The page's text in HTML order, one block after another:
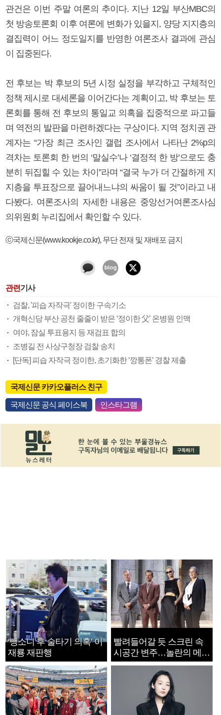
관건은 이번 주말 여론의 추이다. 지난 12일 부산MBC의
첫 방송토론회 이후 여론에 변화가 있을지, 양당 지지층의
결집력이 어느 정도일지를 반영한 여론조사 결과에 관심
이 집중된다.
전 후보는 박 후보의 5년 시정 실정을 부각하고 구체적인
정책 제시로 대세론을 이어간다는 계획이고, 박 후보는 토
론회를 통해 전 후보의 통일교 의혹을 집중적으로 파고들
며 역전의 발판을 마련하겠다는 구상이다. 지역 정치권 관
계자는 “가장 최근 조사인 갤럽 조사에서 나타난 2%p의
격차는 토론회 한 번의 ‘말실수’나 ‘결정적 한 방’으로도 충
분히 뒤집힐 수 있는 차이”라며 “결국 누가 더 간절하게 지
지층을 투표장으로 끌어내느냐의 싸움이 될 것”이라고 내
다봤다. 여론조사의 자세한 내용은 중앙선거여론조사심
의위원회 누리집에서 확인할 수 있다.
ⓒ국제신문(www.kookje.co.kr), 무단 전재 및 재배포 금지
관련기사
검찰, '피습 자작극' 정이한 구속기소
개혁신당 부산 공천 줄줄이 받은 ‘정이한 父’ 온병원 인맥
여야, 잠실 투표용지 등 재검표 합의
조병길 전 사상구청장 검찰 송치
[단독] 피습 자작극 정이한, 초기화한 ‘깡통폰’ 경찰 제출
국제신문 카카오플러스 친구
국제신문 공식 페이스북 인스타그램
‘뺑소니 후 술타기 의혹’ 이
재룡 재판행
빨려들어갈 듯 스크린 속
시공간 변주…놀란의 메시
지는 ‘전쟁 속죄’